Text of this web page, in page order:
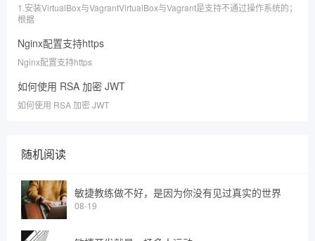
1.安装VirtualBox与VagrantVirtualBox与Vagrant是支持不通过操作系统的；
根据
Nginx配置支持https
Nginx配置支持https
如何使用 RSA 加密 JWT
如何使用 RSA 加密 JWT
随机阅读
敏捷教练做不好，是因为你没有见过真实的世界
08-19